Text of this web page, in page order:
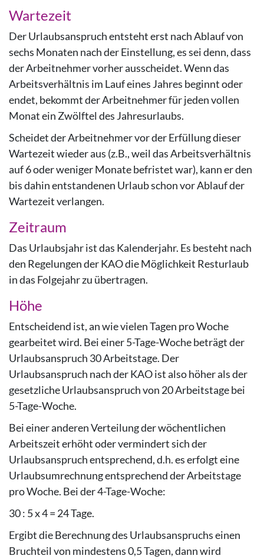
Wartezeit
Der Urlaubsanspruch entsteht erst nach Ablauf von
sechs Monaten nach der Einstellung, es sei denn, dass
der Arbeitnehmer vorher ausscheidet. Wenn das
Arbeitsverhältnis im Lauf eines Jahres beginnt oder
endet, bekommt der Arbeitnehmer für jeden vollen
Monat ein Zwölftel des Jahresurlaubs.
Scheidet der Arbeitnehmer vor der Erfüllung dieser
Wartezeit wieder aus (z.B., weil das Arbeitsverhältnis
auf 6 oder weniger Monate befristet war), kann er den
bis dahin entstandenen Urlaub schon vor Ablauf der
Wartezeit verlangen.
Zeitraum
Das Urlaubsjahr ist das Kalenderjahr. Es besteht nach
den Regelungen der KAO die Möglichkeit Resturlaub
in das Folgejahr zu übertragen.
Höhe
Entscheidend ist, an wie vielen Tagen pro Woche
gearbeitet wird. Bei einer 5-Tage-Woche beträgt der
Urlaubsanspruch 30 Arbeitstage. Der
Urlaubsanspruch nach der KAO ist also höher als der
gesetzliche Urlaubsanspruch von 20 Arbeitstage bei
5-Tage-Woche.
Bei einer anderen Verteilung der wöchentlichen
Arbeitszeit erhöht oder vermindert sich der
Urlaubsanspruch entsprechend, d.h. es erfolgt eine
Urlaubsumrechnung entsprechend der Arbeitstage
pro Woche. Bei der 4-Tage-Woche:
30 : 5 x 4 = 24 Tage.
Ergibt die Berechnung des Urlaubsanspruchs einen
Bruchteil von mindestens 0,5 Tagen, dann wird